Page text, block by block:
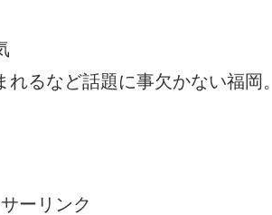
るなど話題に事欠かない福岡。
ーリンク